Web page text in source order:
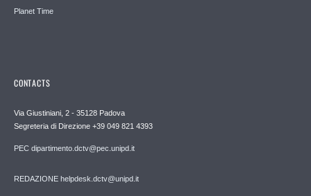
Planet Time
CONTACTS
Via Giustiniani, 2 - 35128 Padova
Segreteria di Direzione +39 049 821 4393
PEC dipartimento.dctv@pec.unipd.it
REDAZIONE helpdesk.dctv@unipd.it